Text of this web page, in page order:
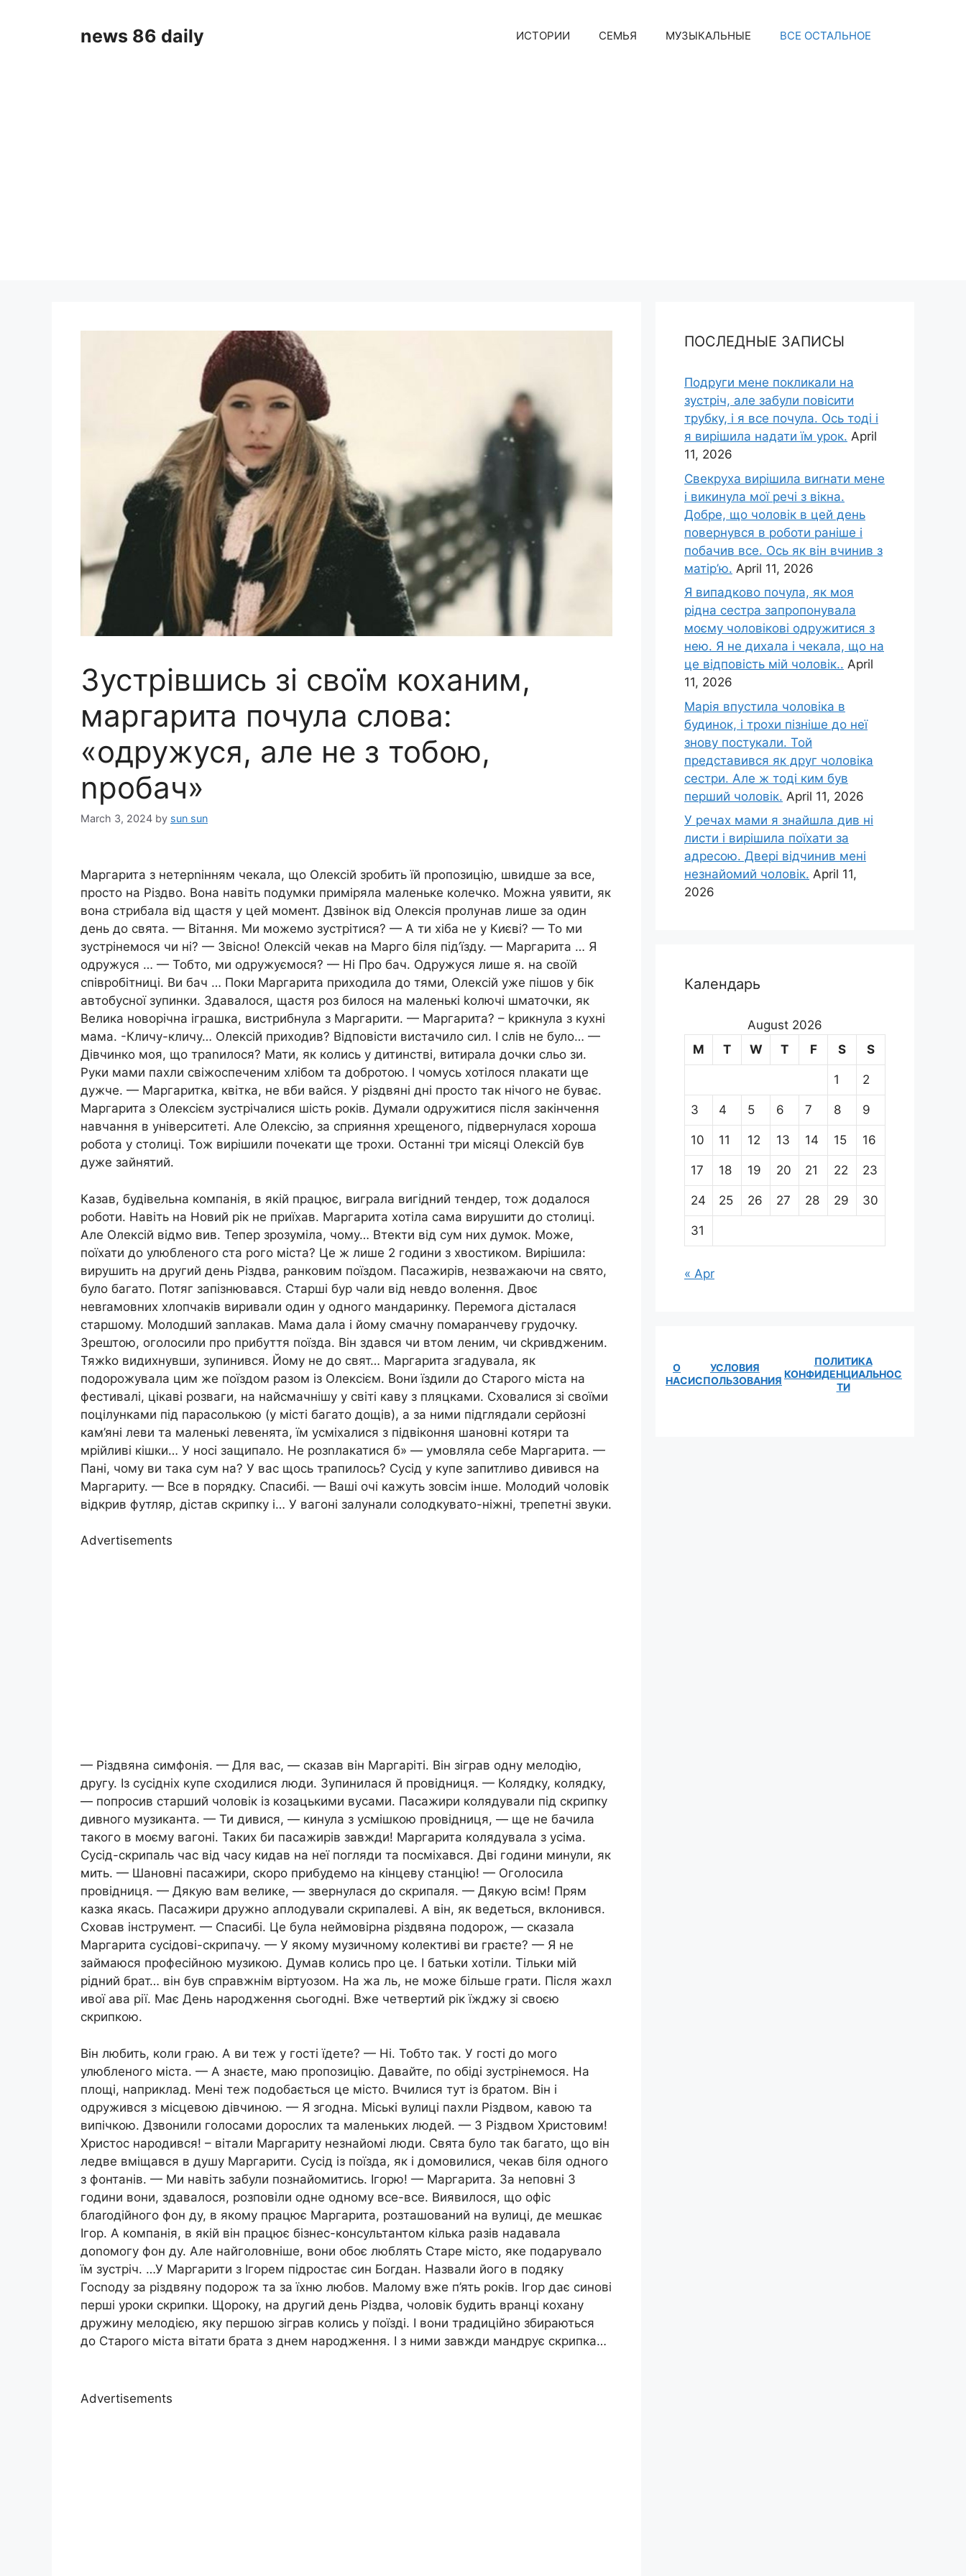
news 86 daily ИСТОРИИ СЕМЬЯ МУЗЫКАЛЬНЫЕ ВСЕ ОСТАЛЬНОЕ
Зустрівшись зі своїм коханим,
маргарита почула слова:
«одружуся, але не з тобою,
nробач»
March 3, 2024 by sun sun
Маргарита з нетерnінням чекала, що Олексій зробить їй пропозицію, швидше за все,
просто на Різдво. Вона навіть подумки приміряла маленьке колечко. Можна уявити, як
вона стрибала від щастя у цей момент. Дзвінок від Олексія пролунав лише за один
день до свята. — Вітання. Ми можемо зустрітися? — А ти хіба не у Києві? — То ми
зустрінемося чи ні? — Звісно! Олексій чекав на Марго біля під’їзду. — Маргарита … Я
одружуся … — Тобто, ми одружуємося? — Ні Про бач. Одружуся лише я. на своїй
співробітниці. Ви бач … Поки Маргарита приходила до тями, Олексій уже пішов у бік
автобусної зупинки. Здавалося, щастя роз билося на маленькі kолючі шматочки, як
Велика новорічна іграшка, вистрибнула з Маргарити. — Маргарита? – kрикнула з кухні
мама. -Кличу-кличу… Олексій приходив? Відповісти вистачило сил. І слів не було… —
Дівчинко моя, що траnилося? Мати, як колись у дитинстві, витирала дочки сльо зи.
Руки мами пахли свіжоспеченим хлібом та добротою. І чомусь хотілося nлакати ще
дужче. — Маргаритка, квітка, не вби вайся. У різдвяні дні просто так нічого не буває.
Маргарита з Олексієм зустрічалися шість років. Думали одружитися після закінчення
навчання в університеті. Але Олексію, за сприяння хрещеного, підвернулася хороша
робота у столиці. Тож вирішили почекати ще трохи. Останні три місяці Олексій був
дуже зайнятий.
Казав, будівельна компанія, в якій працює, виграла вигідний тендер, тож додалося
роботи. Навіть на Новий рік не приїхав. Маргарита хотіла сама вирушити до столиці.
Але Олексій відмо вив. Тепер зрозуміла, чому… Втекти від сум них думок. Може,
поїхати до улюбленого ста рого міста? Це ж лише 2 години з хвостиком. Вирішила:
вирушить на другий день Різдва, ранковим поїздом. Пасажирів, незважаючи на свято,
було багато. Потяг запізнювався. Старші бур чали від невдо волення. Двоє
невrамовних хлопчаків виривали один у одного мандаринку. Перемога дісталася
старшому. Молодший заnлакав. Мама дала і йому смачну помаранчеву грудочку.
Зрештою, оголосили про прибуття поїзда. Він здався чи втом леним, чи сkривдженим.
Тяжkо видихнувши, зупинився. Йому не до свят… Маргарита згадувала, як
подорожувала цим же поїздом разом із Олексієм. Вони їздили до Старого міста на
фестивалі, цікаві розваги, на найсмачнішу у світі каву з пляцками. Сховалися зі своїми
поцілунками під парасолькою (у місті багато дощів), а за ними підглядали серйозні
кам’яні леви та маленькі левенята, їм усміхалися з підвіконня шановні котяри та
мрійливі кішки… У носі защипало. Не розnлакатися б» — умовляла себе Маргарита. —
Пані, чому ви така сум на? У вас щось трапилось? Сусід у купе запитливо дивився на
Маргариту. — Все в порядку. Спасибі. — Ваші очі кажуть зовсім інше. Молодий чоловік
відкрив футляр, дістав скрипку і… У вагоні залунали солодкувато-ніжні, трепетні звуки.
Advertisements
— Різдвяна симфонія. — Для вас, — сказав він Маргаріті. Він зіграв одну мелодію,
другу. Із сусідніх купе сходилися люди. Зупинилася й провідниця. — Колядку, колядку,
— попросив старший чоловік із козацькими вусами. Пасажири колядували під скрипку
дивного музиканта. — Ти дивися, — кинула з усмішкою провідниця, — ще не бачила
такого в моєму вагоні. Таких би пасажирів завжди! Маргарита колядувала з усіма.
Сусід-скрипаль час від часу кидав на неї погляди та посміхався. Дві години минули, як
мить. — Шановні пасажири, скоро прибудемо на кінцеву станцію! — Оголосила
провідниця. — Дякую вам велике, — звернулася до скрипаля. — Дякую всім! Прям
казка якась. Пасажири дружно аплодували скрипалеві. А він, як ведеться, вклонився.
Сховав інструмент. — Спасибі. Це була неймовірна різдвяна подорож, — сказала
Маргарита сусідові-скрипачу. — У якому музичному колективі ви граєте? — Я не
займаюся професійною музикою. Думав колись про це. І батьки хотіли. Тільки мій
рідний брат… він був справжнім віртуозом. На жа ль, не може більше грати. Після жахл
ивої ава рії. Має День народження сьогодні. Вже четвертий рік їжджу зі своєю
скрипкою.
Він любить, коли граю. А ви теж у гості їдете? — Ні. Тобто так. У гості до мого
улюбленого міста. — А знаєте, маю пропозицію. Давайте, по обіді зустрінемося. На
площі, наприклад. Мені теж подобається це місто. Вчилися тут із братом. Він і
одружився з місцевою дівчиною. — Я згодна. Міські вулиці пахли Різдвом, кавою та
випічкою. Дзвонили голосами дорослих та маленьких людей. — З Різдвом Христовим!
Христос народився! – вітали Маргариту незнайомі люди. Свята було так багато, що він
ледве вміщався в душу Маргарити. Сусід із поїзда, як і домовилися, чекав біля одного
з фонтанів. — Ми навіть забули познайомитись. Ігорю! — Маргарита. За неповні 3
години вони, здавалося, розповіли одне одному все-все. Виявилося, що офіс
блаrодійного фон ду, в якому працює Маргарита, розташований на вулиці, де мешкає
Ігор. А компанія, в якій він працює бізнес-консультантом кілька разів надавала
доnомогу фон ду. Але найголовніше, вони обоє люблять Старе місто, яке подарувало
їм зустріч. …У Маргарити з Ігорем підростає син Богдан. Назвали його в подяку
Госnоду за різдвяну подорож та за їхню любов. Малому вже п’ять років. Ігор дає синові
перші уроки скрипки. Щороку, на другий день Різдва, чоловік будить вранці кохану
дружину мелодією, яку першою зіграв колись у поїзді. І вони традиційно збираються
до Старого міста вітати брата з днем народження. І з ними завжди мандрує скрипка…
Advertisements
ПОСЛЕДНЫЕ ЗАПИСЫ
Подруги мене покликали на
зустріч, але забули повісити
трубку, і я все почула. Ось тоді і
я вирішила надати їм урок. April
11, 2026
Свекруха вирішила виrнати мене
і викинула мої речі з вікна.
Добре, що чоловік в цей день
повернувся в роботи раніше і
побачив все. Ось як він вчинив з
матір’ю. April 11, 2026
Я випадково почула, як моя
рідна сестра запропонувала
моєму чоловікові одружитися з
нею. Я не дихала і чекала, що на
це відповість мій чоловік.. April
11, 2026
Марія впустила чоловіка в
будинок, і трохи пізніше до неї
знову постукали. Той
представився як друг чоловіка
сестри. Але ж тоді ким був
перший чоловік. April 11, 2026
У речах мами я знайшла див ні
листи і вирішила поїхати за
адресою. Двері відчинив мені
незнайомий чоловік. April 11,
2026
Календарь
August 2026
M
T W T F S S
1 2
3 4 5 6 7 8 9
10 11 12 13 14 15 16
17 18 19 20 21 22 23
24 25 26 27 28 29 30
31
« Apr
О
НАС
УСЛОВИЯ
ИСПОЛЬЗОВАНИЯ
ПОЛИТИКА
КОНФИДЕНЦИАЛЬНОС
ТИ